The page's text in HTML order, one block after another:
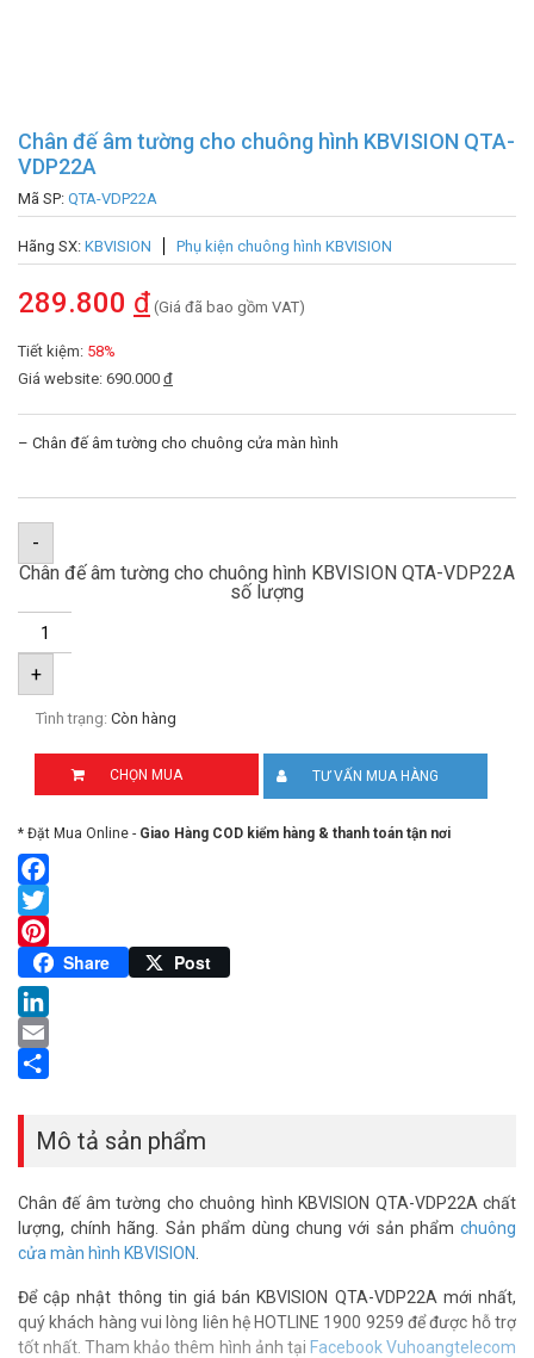
Chân đế âm tường cho chuông hình KBVISION QTA-
VDP22A
Mã SP: QTA-VDP22A
Hãng SX: KBVISION Phụ kiện chuông hình KBVISION
289.800 đ (Giá đã bao gồm VAT)
Tiết kiệm: 58%
Giá website: 690.000 đ
– Chân đế âm tường cho chuông cửa màn hình
-
Chân đế âm tường cho chuông hình KBVISION QTA-VDP22A
số lượng
+
Tình trạng: Còn hàng
CHỌN MUA TƯ VẤN MUA HÀNG
* Đặt Mua Online - Giao Hàng COD kiểm hàng & thanh toán tận nơi
Facebook
Twitter
Pinterest
Share Post
LinkedIn
Email
Mô tả sản phẩm
Chân đế âm tường cho chuông hình KBVISION QTA-VDP22A chất
lượng, chính hãng. Sản phẩm dùng chung với sản phẩm chuông
cửa màn hình KBVISION
Để cập nhật thông tin giá bán KBVISION QTA-VDP22A mới nhất,
quý khách hàng vui lòng liên hệ HOTLINE 1900 9259 để được hỗ trợ
tốt nhất. Tham khảo thêm hình ảnh tại Facebook Vuhoangtelecom